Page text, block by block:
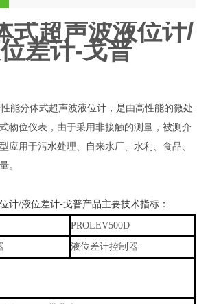
式超声波液位计/
差计-戈普
能分体式超声波液位计，是由高性能的微处
物位仪表，由于采用非接触的测量，被测介
应用于污水处理、自来水厂、水利、食品、
。
计/液位差计-戈普产品主要技术指标：
PROLEV500D
液位差计控制器